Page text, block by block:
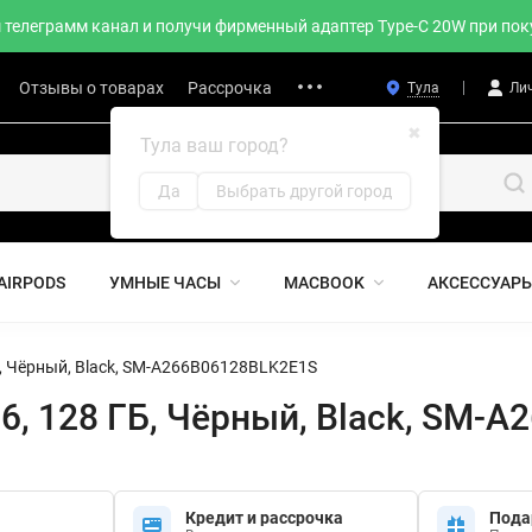
канал и получи фирменный адаптер Type-C 20W при
Отзывы о товарах Рассрочка Тула
✖
Тула ваш город?
Да Выбрать другой город
УМНЫЕ ЧАСЫ MACBOOK
Black, SM-A266B06128BLK2E1S
128 ГБ, Чёрный, Black, SM-
Кредит и рассрочка